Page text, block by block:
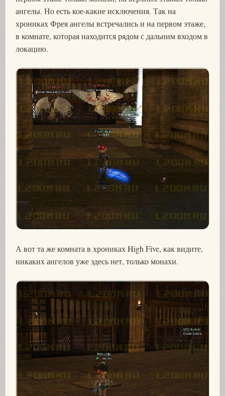
ангелы. Но есть кое-какие исключения. Так на
хрониках Фрея ангелы встречались и на первом этаже,
в комнате, которая находится рядом с дальним входом в
локацию.
А вот та же комната в хрониках High Five, как видите,
никаких ангелов уже здесь нет, только монахи.